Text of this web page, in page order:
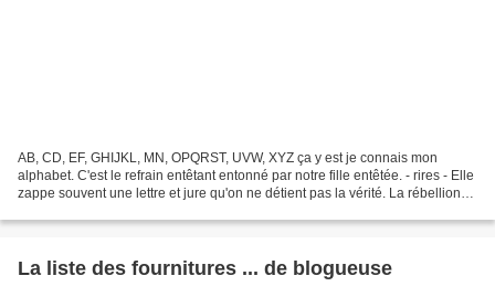
AB, CD, EF, GHIJKL, MN, OPQRST, UVW, XYZ ça y est je connais mon
alphabet. C'est le refrain entêtant entonné par notre fille entêtée. - rires - Elle
zappe souvent une lettre et jure qu'on ne détient pas la vérité. La rébellion
La liste des fournitures ... de blogueuse